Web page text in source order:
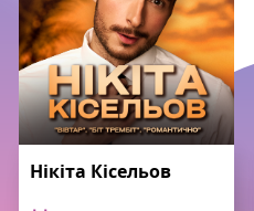
Нікіта Кісельов